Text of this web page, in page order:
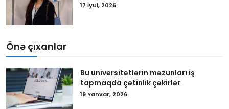
17 İyul, 2026
Önə çıxanlar
Bu universitetlərin məzunları iş
tapmaqda çətinlik çəkirlər
19 Yanvar, 2026